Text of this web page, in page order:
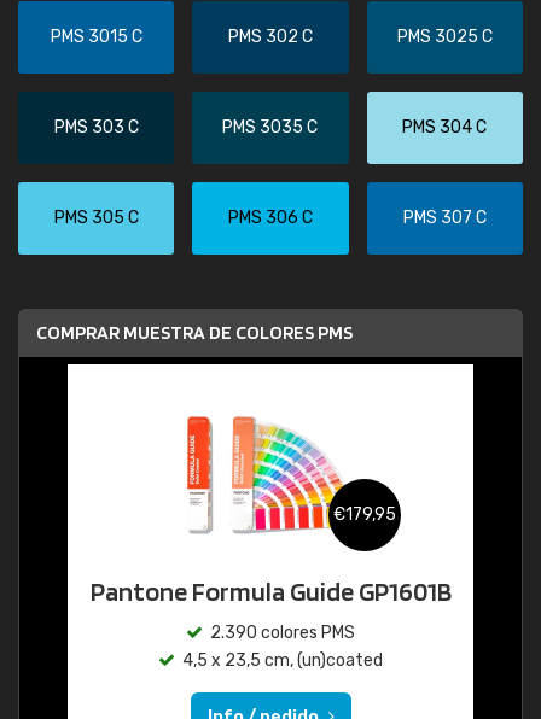
PMS 3015 C PMS 302 C PMS 3025 C
PMS 303 C PMS 3035 C PMS 304 C
PMS 305 C PMS 306 C PMS 307 C
COMPRAR MUESTRA DE COLORES PMS
€179,95
Pantone Formula Guide GP1601B
2.390 colores PMS
4,5 x 23,5 cm, (un)coated